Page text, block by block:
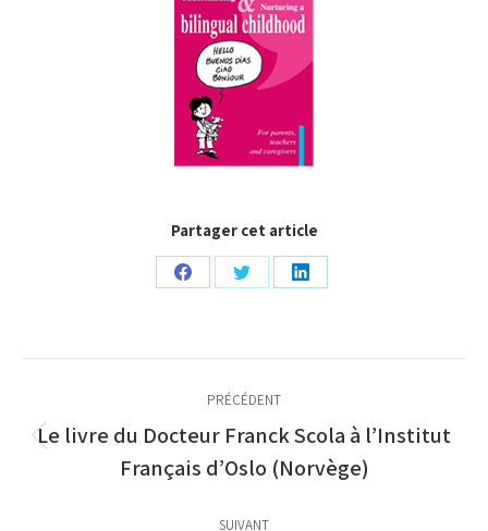
Partager cet article
PartagerPartagerPartager
article
PRÉCÉDENT
Article
précédent
Le livre du Docteur Franck Scola à l’Institut
Français d’Oslo (Norvège)
SUIVANT